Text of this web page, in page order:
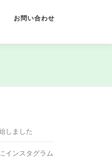
お問い合わせ
しました
インスタグラム